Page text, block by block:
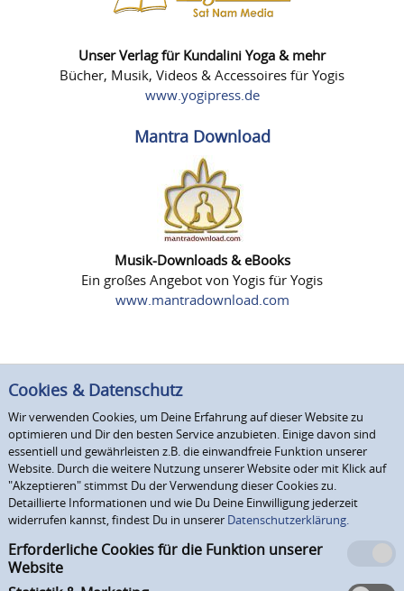
Unser Verlag für Kundalini Yoga & mehr
Bücher, Musik, Videos & Accessoires für Yogis
www.yogipress.de
Mantra Download
Musik-Downloads & eBooks
Ein großes Angebot von Yogis für Yogis
www.mantradownload.com
Cookies & Datenschutz
Wir verwenden Cookies, um Deine Erfahrung auf dieser Website zu
optimieren und Dir den besten Service anzubieten. Einige davon sind
essentiell und gewährleisten z.B. die einwandfreie Funktion unserer
Website. Durch die weitere Nutzung unserer Website oder mit Klick auf
"Akzeptieren" stimmst Du der Verwendung dieser Cookies zu.
Detaillierte Informationen und wie Du Deine Einwilligung jederzeit
widerrufen kannst, findest Du in unserer Datenschutzerklärung.
Erforderliche Cookies für die Funktion unserer
Website